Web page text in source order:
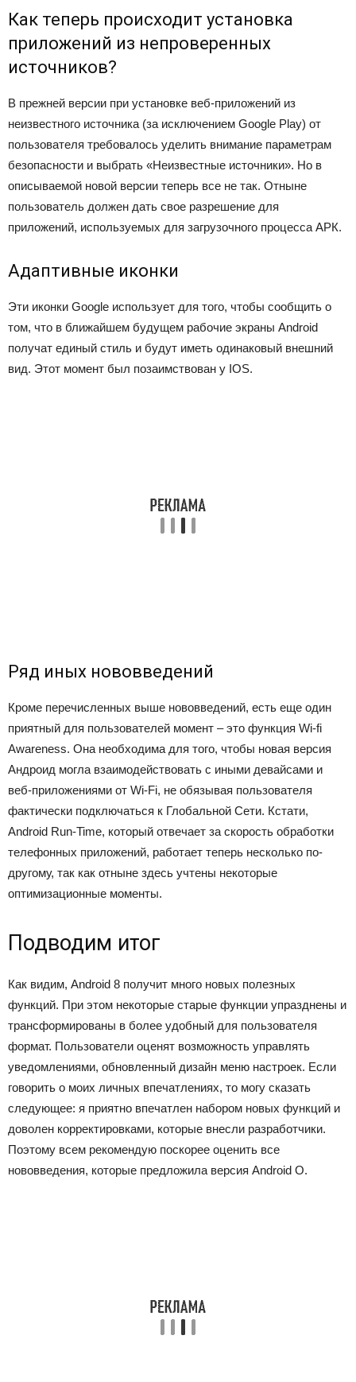
Как теперь происходит установка
приложений из непроверенных
источников?
В прежней версии при установке веб-приложений из
неизвестного источника (за исключением Google Play) от
пользователя требовалось уделить внимание параметрам
безопасности и выбрать «Неизвестные источники». Но в
описываемой новой версии теперь все не так. Отныне
пользователь должен дать свое разрешение для
приложений, используемых для загрузочного процесса АРК.
Адаптивные иконки
Эти иконки Google использует для того, чтобы сообщить о
том, что в ближайшем будущем рабочие экраны Android
получат единый стиль и будут иметь одинаковый внешний
вид. Этот момент был позаимствован у IOS.
Ряд иных нововведений
Кроме перечисленных выше нововведений, есть еще один
приятный для пользователей момент – это функция Wi-fi
Awareness. Она необходима для того, чтобы новая версия
Андроид могла взаимодействовать с иными девайсами и
веб-приложениями от Wi-Fi, не обязывая пользователя
фактически подключаться к Глобальной Сети. Кстати,
Android Run-Time, который отвечает за скорость обработки
телефонных приложений, работает теперь несколько по-
другому, так как отныне здесь учтены некоторые
оптимизационные моменты.
Подводим итог
Как видим, Android 8 получит много новых полезных
функций. При этом некоторые старые функции упразднены и
трансформированы в более удобный для пользователя
формат. Пользователи оценят возможность управлять
уведомлениями, обновленный дизайн меню настроек. Если
говорить о моих личных впечатлениях, то могу сказать
следующее: я приятно впечатлен набором новых функций и
доволен корректировками, которые внесли разработчики.
Поэтому всем рекомендую поскорее оценить все
нововведения, которые предложила версия Android O.